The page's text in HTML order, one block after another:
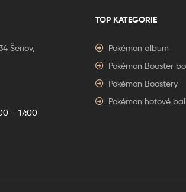
Šenov,
– 17:00
TOP KATEGORIE
Pokémon album
Pokémon Booster
Pokémon Boostery
Pokémon hotové